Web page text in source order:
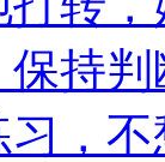
持
，